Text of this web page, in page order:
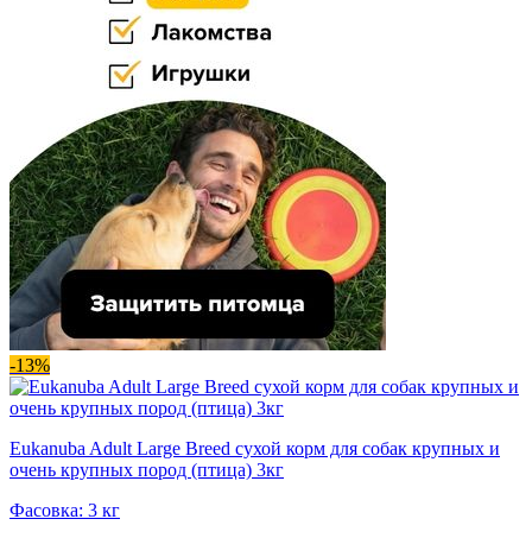
-13%
Eukanuba Adult Large Breed сухой корм для собак крупных и
очень крупных пород (птица) 3кг
Фасовка: 3 кг